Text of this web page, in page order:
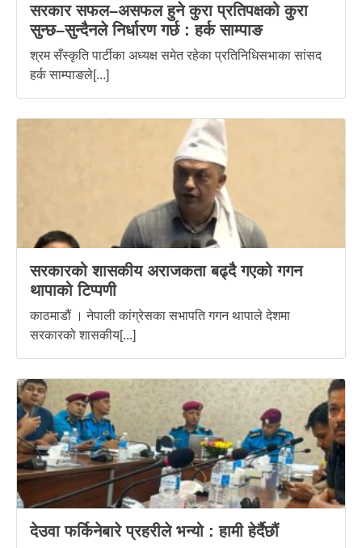
सरकार सफल–असफल हुने कुरा प्रतिपक्षको कुरा
सुन्छ–सुन्दैनले निर्धारण गर्छ : हर्क साम्पाङ
श्रम सँस्कृति पार्टीका अध्यक्ष समेत रहेका प्रतिनिधिसभाका सांसद
हर्क साम्पाङले[...]
सरकारको शासकीय अराजकता बढ्दै गएको गगन
थापाको टिप्पणी
काठमाडौं । नेपाली कांग्रेसका सभापति गगन थापाले देशमा
सरकारको शासकीय[...]
देउवा फर्किनेबारे प्रहरीले भन्यो : हामी हेर्दैछौं